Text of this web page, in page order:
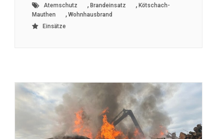
Atemschutz
, Brandeinsatz , Kötschach-
Mauthen
, Wohnhausbrand
Einsätze